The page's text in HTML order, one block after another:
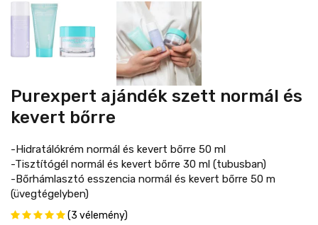
Purexpert ajándék szett normál és
kevert bőrre
-Hidratálókrém normál és kevert bőrre 50 ml
-Tisztítógél normál és kevert bőrre 30 ml (tubusban)
-Bőrhámlasztó esszencia normál és kevert bőrre 50 m
(üvegtégelyben)
(3 vélemény)